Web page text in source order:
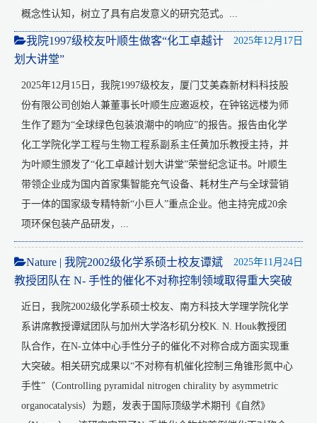
概念性认知，树立了具有启发意义的研究范式。...
2025年12月17日
我院1997级校友叶顺生做客“化工卓越计
划大讲堂”
2025年12月15日，我院1997级校友，厦门艾美森新材料科技股
份有限公司创始人兼董事长叶顺生应邀返校，在钟铭远楼为师
生作了题为“全球绿色包装浪潮中的响应”的报告。报告由化学
化工学院化学工程与生物工程系副系主任黄加乐教授主持，并
为叶顺生颁发了“化工卓越计划大讲堂”荣誉纪念证书。叶顺生
带领企业成为国内首家集智能充气设备、耗材生产与全球营销
于一体的国家级专精特新“小巨人”重点企业。他主持完成20余
项环保包装产品研发，...
2025年11月24日
Nature | 我院2002级化学系硕士校友谭斌
教授团队在 N- 手性的催化不对称控制领域取得重大突破
近日，我院2002级化学系硕士校友、南方科技大学理学院化学
系讲席教授谭斌团队与加州大学洛杉矶分校K. N. Houk教授团
队合作，在N-立体中心手性分子的催化不对称合成方面实现重
大突破。相关研究成果以“不对称有机催化控制三角锥形氮中心
手性”（Controlling pyramidal nitrogen chirality by asymmetric
organocatalysis）为题，发表于国际顶级学术期刊《自然》